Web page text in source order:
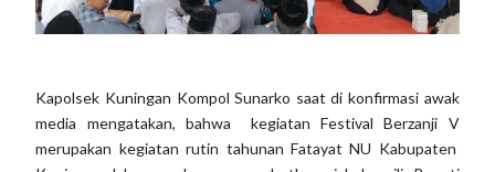
Kapolsek Kuningan Kompol Sunarko saat di konfirmasi awak
media mengatakan, bahwa kegiatan Festival Berzanji V
merupakan kegiatan rutin tahunan Fatayat NU Kabupaten